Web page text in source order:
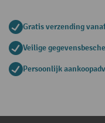
Gratis verzending
Veilige
Persoonlijk